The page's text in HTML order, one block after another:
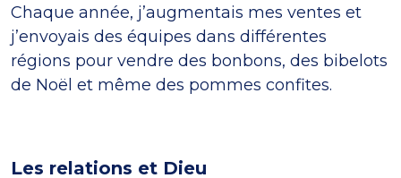
Chaque année, j’augmentais mes ventes et
j’envoyais des équipes dans différentes
régions pour vendre des bonbons, des bibelots
de Noël et même des pommes confites.
Les relations et Dieu